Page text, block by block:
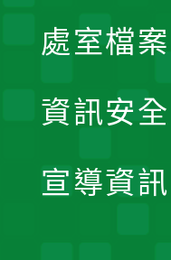
處室檔案
資訊安全
宣導資訊